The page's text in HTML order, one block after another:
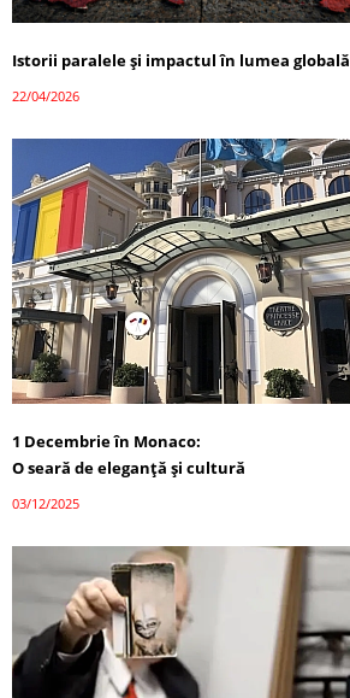
Istorii paralele și impactul în lumea globală
22/04/2026
1 Decembrie în Monaco:
O seară de eleganță și cultură
03/12/2025